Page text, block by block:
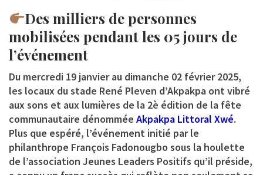
Des milliers de personnes
mobilisées pendant les 05 jours de
l’événement
Du mercredi 19 janvier au dimanche 02 février 2025,
les locaux du stade René Pleven d’Akpakpa ont vibré
aux sons et aux lumières de la 2è édition de la fête
communautaire dénommée Akpakpa Littoral Xwé.
Plus que espéré, l’événement initié par le
philanthrope François Fadonougbo sous la houlette
de l’association Jeunes Leaders Positifs qu’il préside,